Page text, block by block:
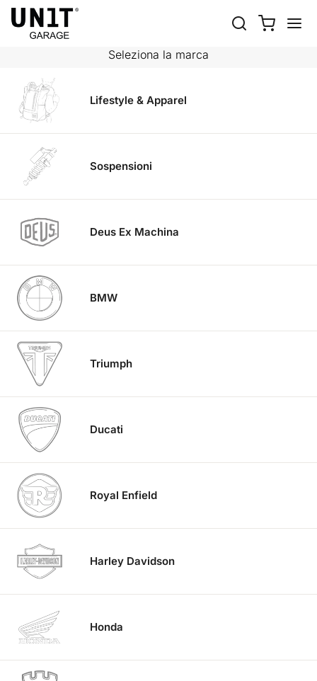
Seleziona la marca
Lifestyle & Apparel
Sospensioni
Deus Ex Machina
BMW
Triumph
Ducati
Royal Enfield
Harley Davidson
Honda